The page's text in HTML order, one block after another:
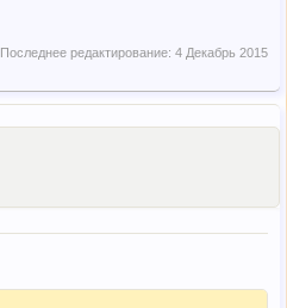
Последнее редактирование: 4 Декабрь 2015